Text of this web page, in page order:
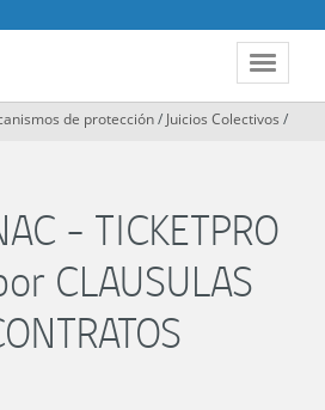
Toggle
de protección/ Juicios Colectivos /
- TICKETPRO
CLAUSULAS